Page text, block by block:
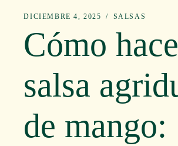
DICIEMBRE 4, 2025 SALSAS
Cómo
salsa
de mango: